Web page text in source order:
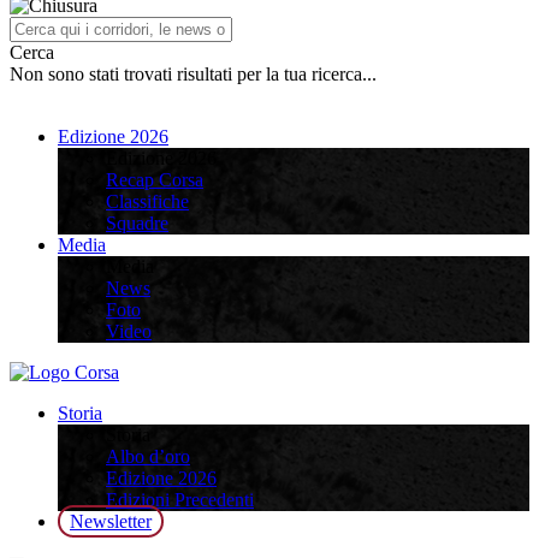
Cerca
Non sono stati trovati risultati per la tua ricerca...
Edizione 2026
Recap Corsa
Classifiche
Squadre
Media
News
Foto
Video
Storia
Albo d’oro
Edizione 2026
Edizioni Precedenti
Newsletter